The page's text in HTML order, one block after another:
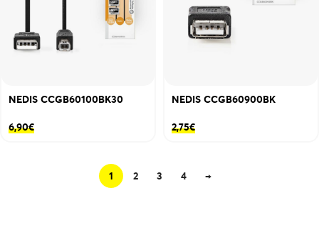
NEDIS CCGB60100BK30
6,90€
NEDIS CCGB60900BK
2,75€
1 2 3 4 →